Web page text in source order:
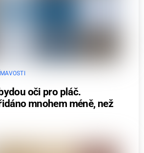
oči pro pláč.
mnohem méně, než